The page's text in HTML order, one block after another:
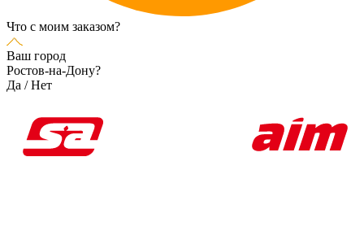
Что с моим заказом?
Ваш город
Ростов-на-Дону?
Да /Нет